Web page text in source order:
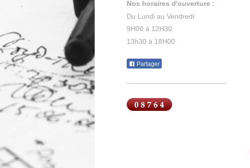
Nos horaires d'ouverture :
Du Lundi au Vendredi
9H00 à 12H30
13h30 à 18H00
Partager